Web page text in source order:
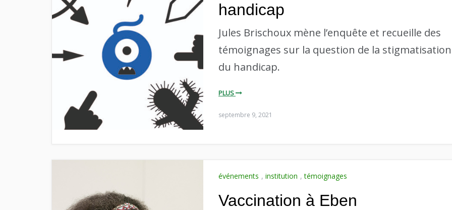
handicap
Jules Brischoux mène l’enquête et recueille des
témoignages sur la question de la stigmatisation
du handicap.
PLUS
septembre 9, 2021
événements , institution ,témoignages
Vaccination à Eben